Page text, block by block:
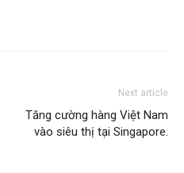
Next article
Tăng cường hàng Việt Nam
vào siêu thị tại Singapore.